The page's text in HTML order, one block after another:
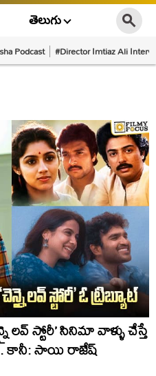
తెలుగు
Podcast #Director Imtiaz Ali
లవ్ స్టోరీ’ సినిమా వాళ్ళు చేస్తే
కానీ: సాయి రాజేష్